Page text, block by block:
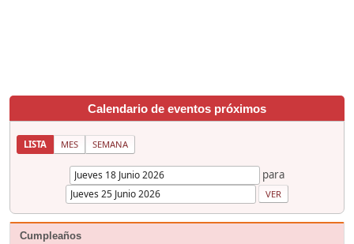
Calendario de eventos próximos
LISTA MES SEMANA
para
Cumpleaños